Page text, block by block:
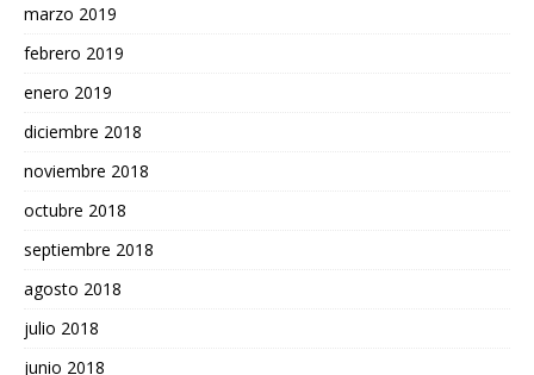
marzo 2019
febrero 2019
enero 2019
diciembre 2018
noviembre 2018
octubre 2018
septiembre 2018
agosto 2018
julio 2018
junio 2018